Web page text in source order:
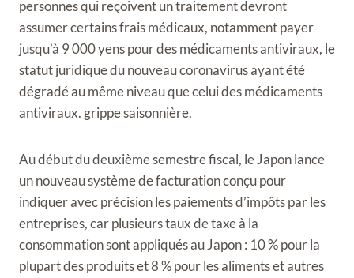
personnes qui reçoivent un traitement devront
assumer certains frais médicaux, notamment payer
jusqu’à 9 000 yens pour des médicaments antiviraux, le
statut juridique du nouveau coronavirus ayant été
dégradé au même niveau que celui des médicaments
antiviraux. grippe saisonnière.
Au début du deuxième semestre fiscal, le Japon lance
un nouveau système de facturation conçu pour
indiquer avec précision les paiements d’impôts par les
entreprises, car plusieurs taux de taxe à la
consommation sont appliqués au Japon : 10 % pour la
plupart des produits et 8 % pour les aliments et autres